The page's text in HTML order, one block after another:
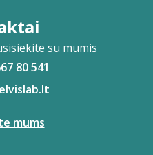
su mumis
80 541
mums